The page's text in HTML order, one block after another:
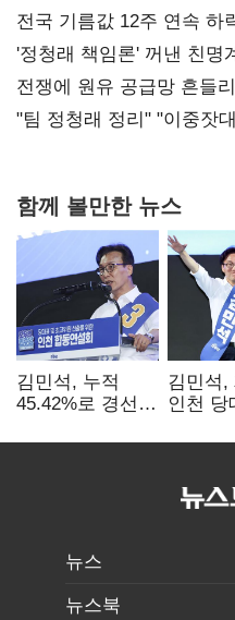
사과부터"
전국 기름값 12주 연속
'정청래 책임론' 꺼낸 친
때리기
전쟁에 원유 공급망 흔들
핵심으로 재부상
"팀 정청래 정리" "이중잣
함께 볼만한 뉴스
김민석, 누적
45.42%로 경선
격차
김민석,
인천 당
뉴스
뉴스북